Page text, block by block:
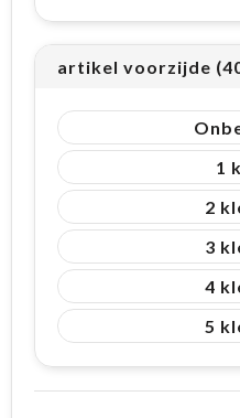
artikel voorzijde
1
2
3
4
5